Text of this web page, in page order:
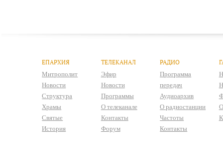
ЕПАРХИЯ
Митрополит
Новости
Структура
Храмы
Святые
История
ТЕЛЕКАНАЛ
Эфир
Новости
Программы
О телеканале
Контакты
Форум
РАДИО
Программа
передач
Аудиоархив
О радиостанции
Частоты
Контакты